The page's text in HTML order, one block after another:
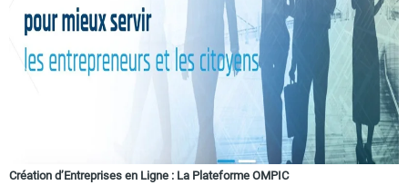
Création d’Entreprises en Ligne : La Plateforme OMPIC